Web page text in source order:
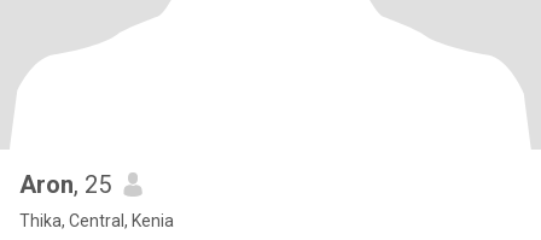
Aron, 25
Thika, Central, Kenia